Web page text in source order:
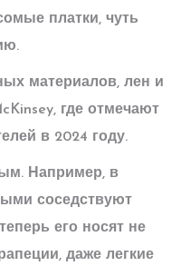
платки, чуть
материалов, лен и
где отмечают
в 2024 году.
Например, в
соседствуют
его носят не
даже легкие